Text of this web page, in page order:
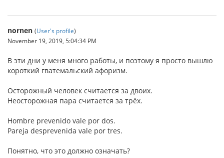
nornen (User's profile)
November 19, 2019, 5:04:34 PM
В эти дни у меня много работы, и поэтому я просто вышлю
короткий гватемальский афоризм.
Осторожный человек считается за двоих.
Неосторожная пара считается за трёх.
Hombre prevenido vale por dos.
Pareja desprevenida vale por tres.
Понятно, что это должно означать?